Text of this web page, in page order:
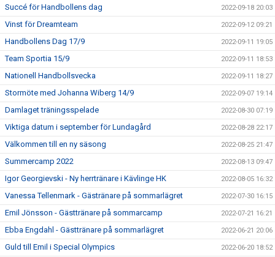
Succé för Handbollens dag 2022-09-18 20:03
Vinst för Dreamteam 2022-09-12 09:21
Handbollens Dag 17/9 2022-09-11 19:05
Team Sportia 15/9 2022-09-11 18:53
Nationell Handbollsvecka 2022-09-11 18:27
Stormöte med Johanna Wiberg 14/9 2022-09-07 19:14
Damlaget träningsspelade 2022-08-30 07:19
Viktiga datum i september för Lundagård 2022-08-28 22:17
Välkommen till en ny säsong 2022-08-25 21:47
Summercamp 2022 2022-08-13 09:47
Igor Georgievski - Ny herrtränare i Kävlinge HK 2022-08-05 16:32
Vanessa Tellenmark - Gästränare på sommarlägret 2022-07-30 16:15
Emil Jönsson - Gästtränare på sommarcamp 2022-07-21 16:21
Ebba Engdahl - Gästtränare på sommarlägret 2022-06-21 20:06
Guld till Emil i Special Olympics 2022-06-20 18:52